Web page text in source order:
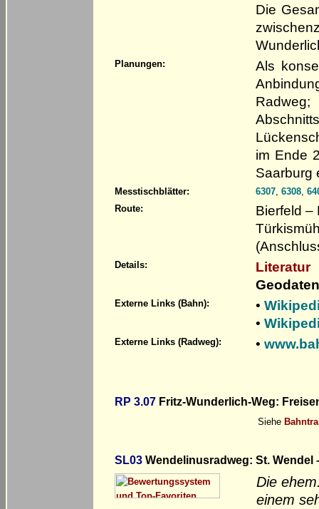
Die
Planungen:
Als
im Ende
Saarburg
Messtischblätter: 6307 6308
Route:
Bierfeld –
Details:
Literatur
Externe Links (Bahn): •
•
Externe Links (Radweg): •
RP 3.07 Fritz-Wunderlich-Weg:
Siehe
SL03 Wendelinusradweg: St. Wendel
Die
einem